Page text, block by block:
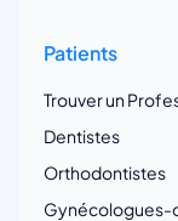
Patients
Trouver un
Dentistes
Orthodontistes
Gynécologues-